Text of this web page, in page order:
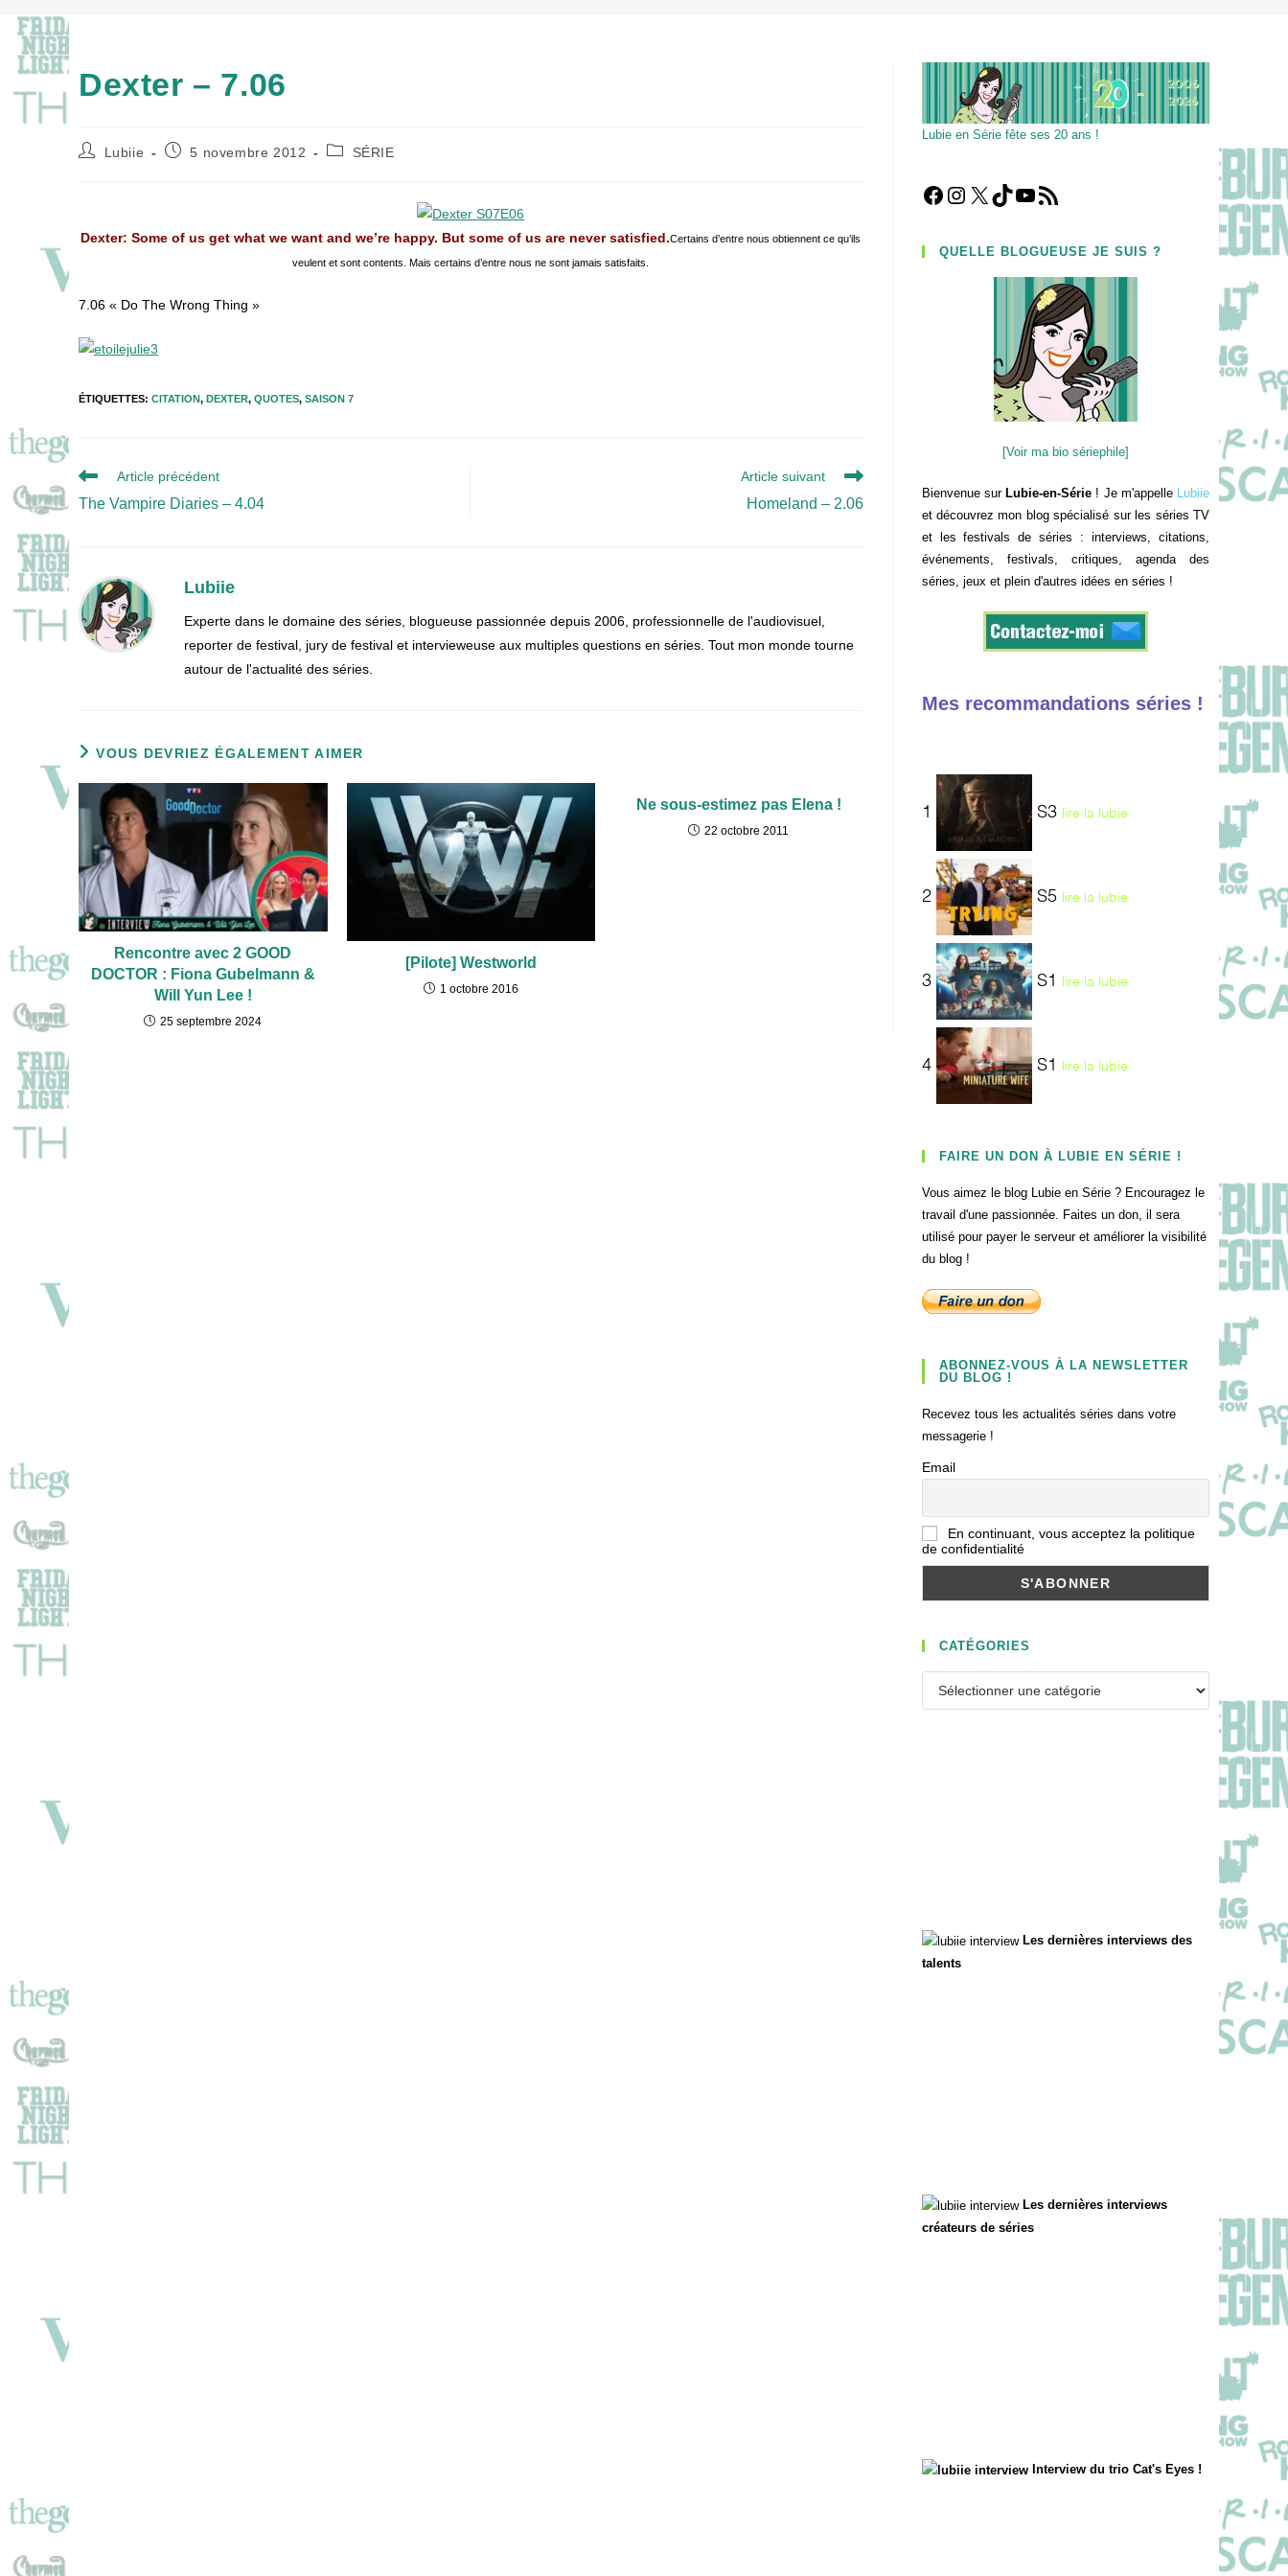
Dexter – 7.06
Auteur/autrice
Lubiie
Publication
5 novembre 2012
PostSÉRIE
Dexter: Some of us get what we want and we’re happy. But some of us are never satisfied.Certains d’entre nous obtiennent ce qu’ils
veulent et sont contents. Mais certains d’entre nous ne sont jamais satisfaits.
7.06 « Do The Wrong Thing »
ÉTIQUETTES: CITATION, DEXTER, QUOTES, SAISON 7
Read
articles
Article précédent
The Vampire Diaries – 4.04
Article suivant
Homeland – 2.06
Lubiie
Experte dans le domaine des séries, blogueuse passionnée depuis 2006, professionnelle de l'audiovisuel,
reporter de festival, jury de festival et intervieweuse aux multiples questions en séries. Tout mon monde tourne
autour de l'actualité des séries.
VOUS DEVRIEZ ÉGALEMENT AIMER
Rencontre avec 2 GOOD
DOCTOR : Fiona Gubelmann &
Will Yun Lee !
25 septembre 2024
[Pilote] Westworld
1 octobre 2016
Ne sous-estimez pas Elena !
22 octobre 2011
Lubie en Série fête ses 20 ans !
Facebook
Instagram
X TikTokYouTube
Flux RSS
QUELLE BLOGUEUSE JE SUIS ?
[Voir ma bio sériephile]
Bienvenue sur Lubie-en-Série ! Je m'appelle Lubiie
et découvrez mon blog spécialisé sur les séries TV
et les festivals de séries : interviews, citations,
événements, festivals, critiques, agenda des
séries, jeux et plein d'autres idées en séries !
Mes recommandations séries !
1 S3 lire la lubie
2 S5 lire la lubie
3 S1 lire la lubie
4 S1 lire la lubie
FAIRE UN DON À LUBIE EN SÉRIE !
Vous aimez le blog Lubie en Série ? Encouragez le
travail d'une passionnée. Faites un don, il sera
utilisé pour payer le serveur et améliorer la visibilité
du blog !
ABONNEZ-VOUS À LA NEWSLETTER
DU BLOG !
Recevez tous les actualités séries dans votre
messagerie !
Email
En continuant, vous acceptez la politique
de confidentialité
CATÉGORIES
Les dernières interviews des
talents
Les dernières interviews
créateurs de séries
Interview du trio Cat's Eyes !